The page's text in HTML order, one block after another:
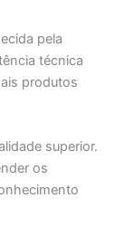
pela
técnica
produtos
superior.
os